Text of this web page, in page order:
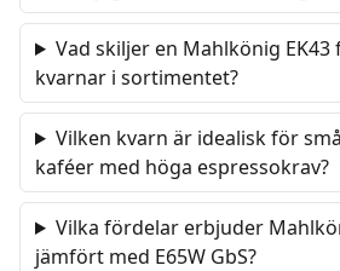
Vad skiljer en Mahlkönig EK43
kvarnar i sortimentet?
Vilken kvarn är idealisk för
kaféer med höga espressokrav?
Vilka fördelar erbjuder
jämfört med E65W GbS?